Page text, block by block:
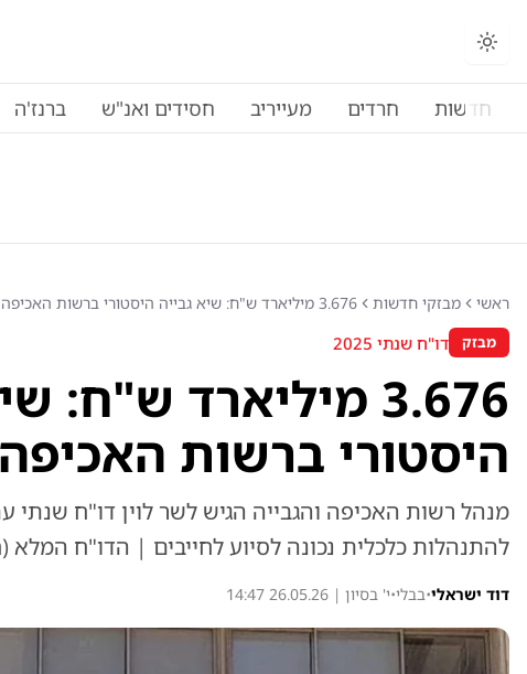
החלפת מצב תצוגה
חדשות חרדים מעייריב חסידים ואנ"ש ברנז'ה
ראשי מבזקי חדשות 3.676 מיליארד ש"ח: שיא גבייה היסטורי ברשות האכיפה
מבזק דו"ח שנתי 2025
3.676 מיליארד ש"ח:
היסטורי ברשות האכיפה
להתנהלות כלכלית נכונה לסיוע לחייבים | הדו"ח
דוד ישראלי•בבלי•י' בסיון | 26.05.26 14:47